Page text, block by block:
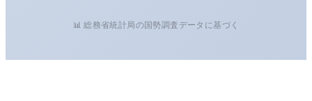
📊 総務省統計局の国勢調査データに基づく